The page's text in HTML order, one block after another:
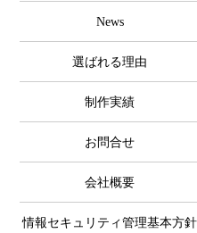
News
選ばれる理由
制作実績
お問合せ
会社概要
情報セキュリティ管理基本方針